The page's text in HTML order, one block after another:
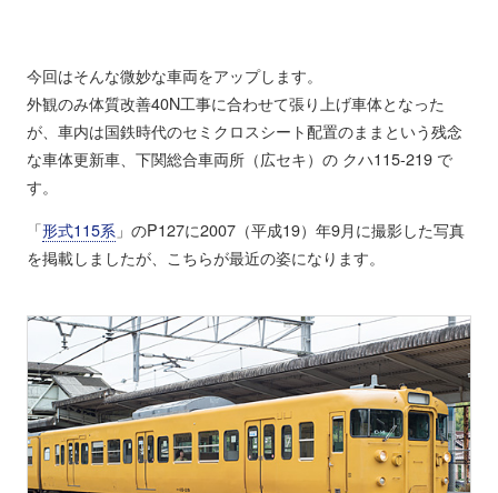
今回はそんな微妙な車両をアップします。
外観のみ体質改善40N工事に合わせて張り上げ車体となった
が、車内は国鉄時代のセミクロスシート配置のままという残念
な車体更新車、下関総合車両所（広セキ）の クハ115-219 で
す。
「形式115系 」のP127に2007（平成19）年9月に撮影した写真
を掲載しましたが、こちらが最近の姿になります。